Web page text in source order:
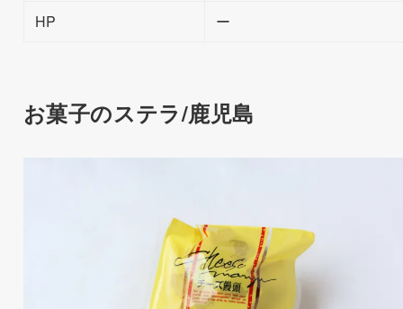
HP
ー
お菓子のステラ/鹿児島